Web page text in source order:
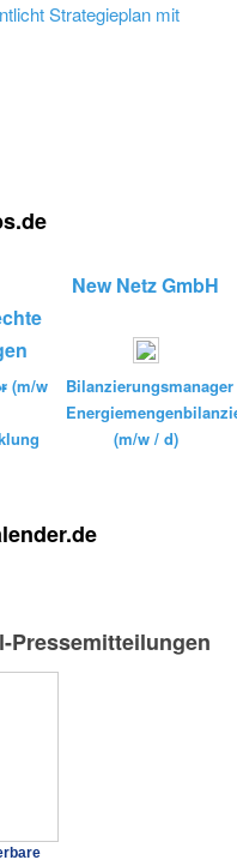
Strategieplan mit
(m/w
New Netz GmbH
Bilanzierungsmanager
(m/w / d)
Pressemitteilungen